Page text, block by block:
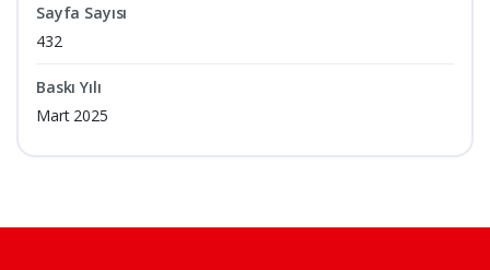
Sayfa Sayısı
432
Baskı Yılı
Mart 2025